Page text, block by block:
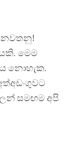
නවතනු!
මෙම
නොහැක.
සමඟම අපි